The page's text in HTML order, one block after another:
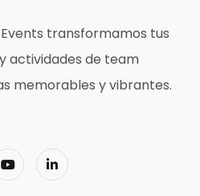
transformamos tus
actividades de team
memorables y vibrantes.